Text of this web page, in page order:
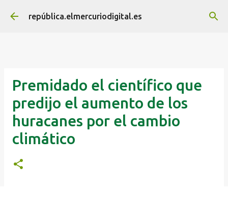
Ir al contenido principal
república.elmercuriodigital.es
Premidado el científico que
predijo el aumento de los
huracanes por el cambio
climático